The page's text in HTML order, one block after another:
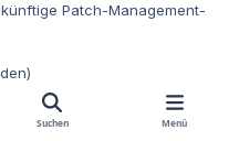
Patch-Management-
aktuellen Patch-Management-
Suchen Menü